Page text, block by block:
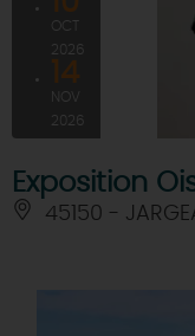
OCT
2026
14
NOV
2026
Exposition
45150 -